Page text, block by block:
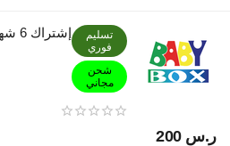
تسليم
فوري
شحن
مجاني
إشتراك 6 شهور
‍200‍ ر.س